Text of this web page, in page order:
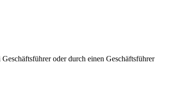
oder durch einen Geschäftsführer